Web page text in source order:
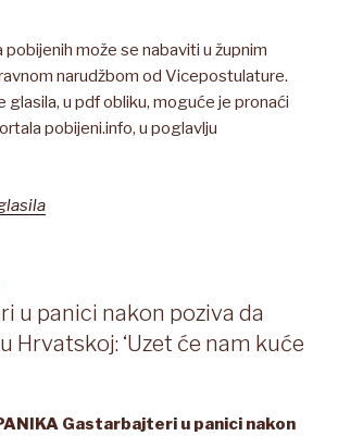
pobijenih može se nabaviti u župnim
narudžbom od Vicepostulature.
glasila, u pdf obliku, moguće je pronaći
pobijeni.info, u poglavlju
u panici nakon poziva da
Hrvatskoj: ‘Uzet će nam kuće
Gastarbajteri u panici nakon